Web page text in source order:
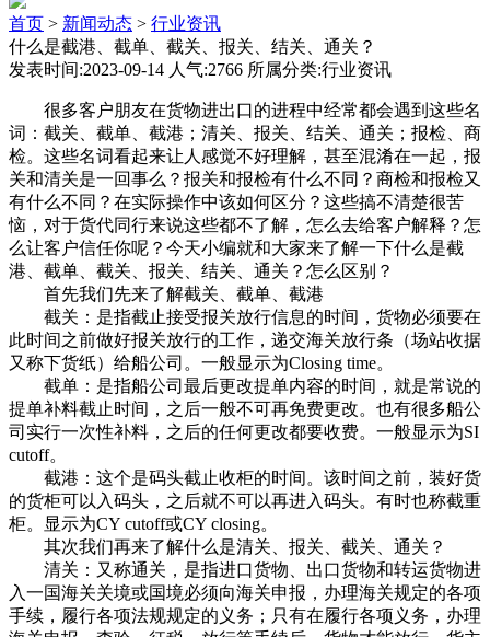
首页 > 新闻动态 > 行业资讯
什么是截港、截单、截关、报关、结关、通关？
发表时间:2023-09-14 人气:2766 所属分类:行业资讯
很多客户朋友在货物进出口的进程中经常都会遇到这些名
词：截关、截单、截港；清关、报关、结关、通关；报检、商
检。这些名词看起来让人感觉不好理解，甚至混淆在一起，报
关和清关是一回事么？报关和报检有什么不同？商检和报检又
有什么不同？在实际操作中该如何区分？这些搞不清楚很苦
恼，对于货代同行来说这些都不了解，怎么去给客户解释？怎
么让客户信任你呢？今天小编就和大家来了解一下什么是截
港、截单、截关、报关、结关、通关？怎么区别？
首先我们先来了解截关、截单、截港
截关：是指截止接受报关放行信息的时间，货物必须要在
此时间之前做好报关放行的工作，递交海关放行条（场站收据
又称下货纸）给船公司。一般显示为Closing time。
截单：是指船公司最后更改提单内容的时间，就是常说的
提单补料截止时间，之后一般不可再免费更改。也有很多船公
司实行一次性补料，之后的任何更改都要收费。一般显示为SI
cutoff。
截港：这个是码头截止收柜的时间。该时间之前，装好货
的货柜可以入码头，之后就不可以再进入码头。有时也称截重
柜。显示为CY cutoff或CY closing。
其次我们再来了解什么是清关、报关、截关、通关？
清关：又称通关，是指进口货物、出口货物和转运货物进
入一国海关关境或国境必须向海关申报，办理海关规定的各项
手续，履行各项法规规定的义务；只有在履行各项义务，办理